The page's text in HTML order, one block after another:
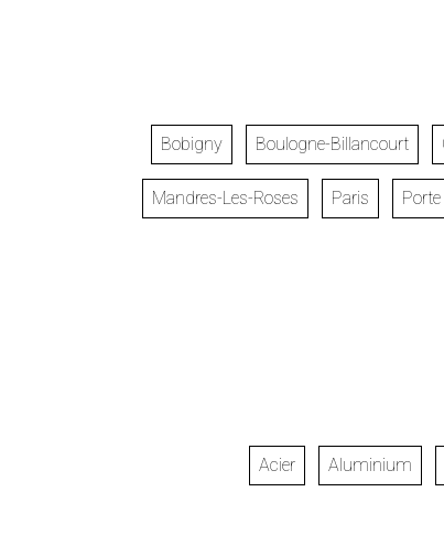
Bobigny Boulogne-Billancourt
Mandres-Les-Roses Paris
Acier Aluminium